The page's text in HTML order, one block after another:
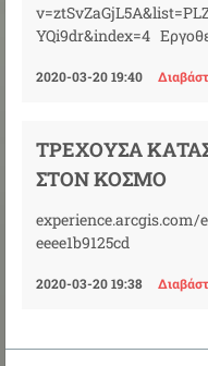
YQi9dr&index=4
2020-03-20 19:40
ΤΡΈΧΟΥΣΑ
ΣΤΟΝ ΚΌΣΜΟ
experience.arcgis.com/
eeee1b9125cd
2020-03-20 19:38